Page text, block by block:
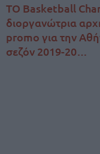
ΤΟ Basketball
διοργανώτρια
promo για την
σεζόν 2019-20…